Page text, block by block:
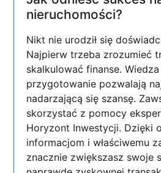
nieruchomości?
Nikt nie urodził się
Najpierw trzeba zrozumieć
skalkulować finanse.
przygotowanie pozwalają
nadarzającą się szansę.
skorzystać z pomocy
Horyzont Inwestycji. Dzięki
informacjom i właściwemu
znacznie zwiększasz swoje